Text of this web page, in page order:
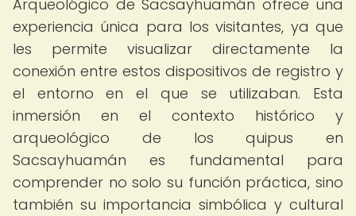
Arqueológico de Sacsayhuamán ofrece una
experiencia única para los visitantes, ya que
les permite visualizar directamente la
conexión entre estos dispositivos de registro y
el entorno en el que se utilizaban. Esta
inmersión en el contexto histórico y
arqueológico de los quipus en
Sacsayhuamán es fundamental para
comprender no solo su función práctica, sino
también su importancia simbólica y cultural